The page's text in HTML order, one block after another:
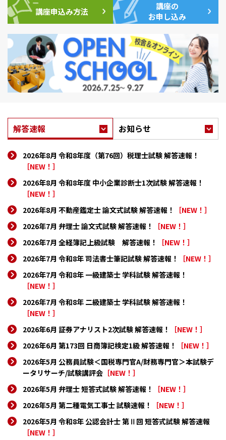
講座申込み方法
講座の
お申し込み
解答速報 お知らせ
2026年8月 令和8年度（第76回）税理士試験 解答速報！
［NEW！］
2026年8月 令和8年度 中小企業診断士1次試験 解答速報！
［NEW！］
2026年8月 不動産鑑定士 論文式試験 解答速報！
［NEW！］
2026年7月 弁理士 論文式試験 解答速報！
［NEW！］
2026年7月 全経簿記上級試験 解答速報！
［NEW！］
2026年7月 令和8年 司法書士筆記試験 解答速報！
［NEW！］
2026年7月 令和8年 一級建築士 学科試験 解答速報！
［NEW！］
2026年7月 令和8年 二級建築士 学科試験 解答速報！
［NEW！］
2026年6月 証券アナリスト2次試験 解答速報！
［NEW！］
2026年6月 第173回 日商簿記検定1級 解答速報！
［NEW！］
2026年5月 公務員試験＜国税専門官A/財務専門官＞本試験デ
ータリサーチ/試験講評会 ［NEW！］
2026年5月 弁理士 短答式試験 解答速報！
［NEW！］
2026年5月 第二種電気工事士 試験速報！
［NEW！］
2026年5月 令和8年 公認会計士 第Ⅱ回 短答式試験 解答速報
［NEW！］